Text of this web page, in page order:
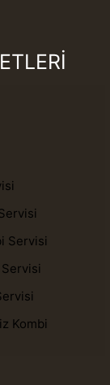
Servisi
Servisi
Kombi